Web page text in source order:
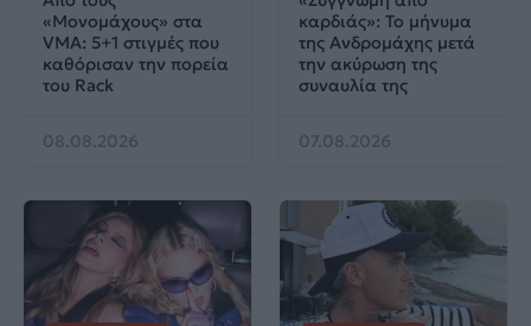
«Μονομάχους» στα
VMA: 5+1 στιγμές που
καθόρισαν την πορεία
του Rack
08.08.2026
καρδιάς»: Το μήνυμα
της Ανδρομάχης μετά
την ακύρωση της
συναυλία της
07.08.2026